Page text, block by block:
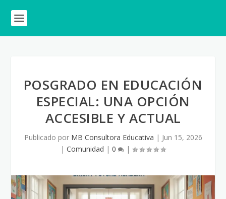
POSGRADO EN EDUCACIÓN
ESPECIAL: UNA OPCIÓN
ACCESIBLE Y ACTUAL
Publicado por MB Consultora Educativa | Jun 15, 2026
| Comunidad | 0 |